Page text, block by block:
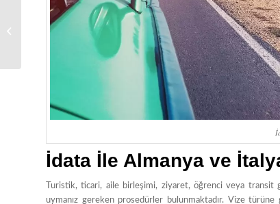
İdata İle Almanya ve
Turistik, ticari, aile birleşimi, ziyaret, öğrenci veya
uymanız gereken prosedürler bulunmaktadır. Vize
TLScontact İngiltere